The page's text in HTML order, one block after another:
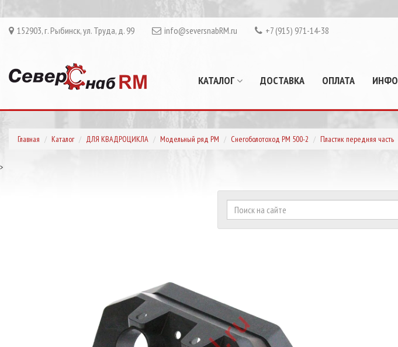
152903, г. Рыбинск, ул. Труда, д. 99 info@seversnabRM.ru +7 (915) 971-14-38
КАТАЛОГ ДОСТАВКА ОПЛАТА ИНФО
Главная Каталог ДЛЯ КВАДРОЦИКЛА Модельный ряд РМ Снегоболотоход РМ 500-2 Пластик передняя часть
>